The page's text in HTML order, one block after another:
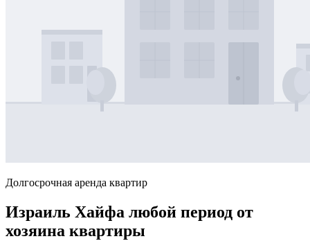
Долгосрочная аренда квартир
Израиль Хайфа любой период от
хозяина квартиры